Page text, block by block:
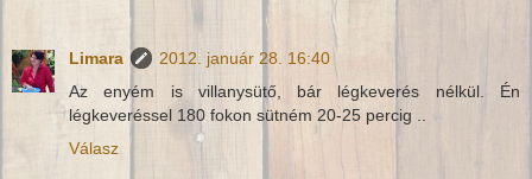
Limara
2012. január 28. 16:40
Az enyém is villanysütő, bár légkeverés nélkül. Én
légkeveréssel 180 fokon sütném 20-25 percig ..
Válasz